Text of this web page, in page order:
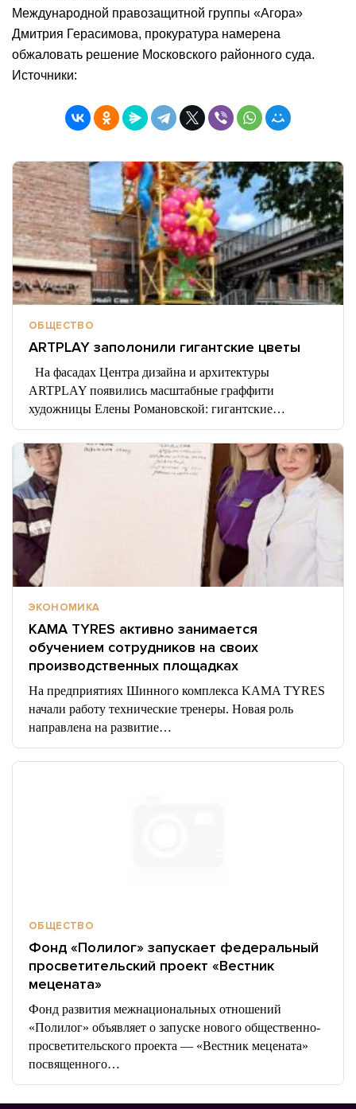
Международной правозащитной группы «Агора»
Дмитрия Герасимова, прокуратура намерена
обжаловать решение Московского районного суда.
Источники:
ОБЩЕСТВО
ARTPLAY заполонили гигантские цветы
На фасадах Центра дизайна и архитектуры
ARTPLAY появились масштабные граффити
художницы Елены Романовской: гигантские…
ЭКОНОМИКА
KAMA TYRES активно занимается
обучением сотрудников на своих
производственных площадках
На предприятиях Шинного комплекса KAMA TYRES
начали работу технические тренеры. Новая роль
направлена на развитие…
ОБЩЕСТВО
Фонд «Полилог» запускает федеральный
просветительский проект «Вестник
мецената»
Фонд развития межнациональных отношений
«Полилог» объявляет о запуске нового общественно-
просветительского проекта — «Вестник мецената»
посвященного…